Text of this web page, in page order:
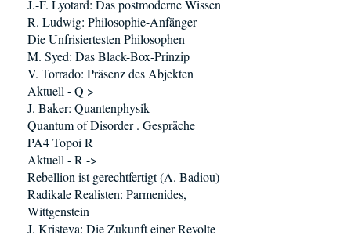
J.-F. Lyotard: Das postmoderne Wissen
R. Ludwig: Philosophie-Anfänger
Die Unfrisiertesten Philosophen
M. Syed: Das Black-Box-Prinzip
V. Torrado: Präsenz des Abjekten
Aktuell - Q >
J. Baker: Quantenphysik
Quantum of Disorder . Gespräche
PA4 Topoi R
Aktuell - R ->
Rebellion ist gerechtfertigt (A. Badiou)
Radikale Realisten: Parmenides,
Wittgenstein
J. Kristeva: Die Zukunft einer Revolte